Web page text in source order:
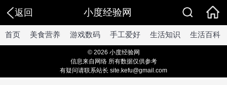
返回 小度经验网
首页 美食营养 游戏数码 手工爱好 生活知识 生活百科
© 2026 小度经验网
信息来自网络 所有数据仅供参考
有疑问请联系站长 site.kefu@gmail.com